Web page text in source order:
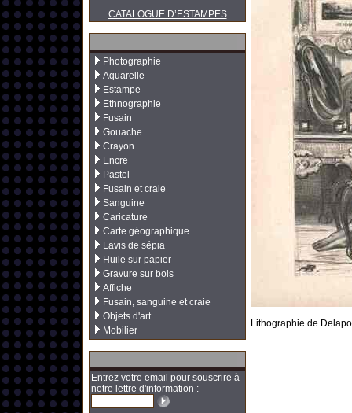
CATALOGUE D’ESTAMPES
Photographie
Aquarelle
Estampe
Ethnographie
Fusain
Gouache
Crayon
Encre
Pastel
Fusain et craie
Sanguine
Caricature
Carte géographique
Lavis de sépia
Huile sur papier
Gravure sur bois
Affiche
Fusain, sanguine et craie
Objets d'art
Mobilier
Entrez votre email pour souscrire à
notre lettre d'information :
Lithographie de